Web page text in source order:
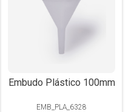
Embudo Plástico 100mm
EMB_PLA_6328